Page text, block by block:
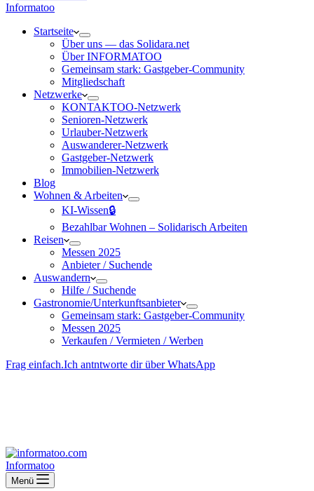
Informatoo
Start­seite
Über uns — das Solidara.net
Über INFORMATOO
Gemeinsam stark: Gastgeber-Community
Mitglied­schaft
Netzwerke
KONTAKTOO-Netzwerk
Senioren-Netzwerk
Urlauber-Netzwerk
Auswan­derer-Netzwerk
Gastgeber-Netzwerk
Immobilien-Netzwerk
Blog
Wohnen & Arbeiten
KI-Wissen🔒
Bezahlbar Wohnen – Solida­risch Arbeiten
Reisen
Messen 2025
Anbieter / Suchende
Auswandern
Hilfe / Suchende
Gastronomie/Unterkunftsanbieter
Gemeinsam stark: Gastgeber-Community
Messen 2025
Verkaufen / Vermieten / Werben
Frag einfach.Ich antntworte dir über WhatsApp
Informatoo
Menü